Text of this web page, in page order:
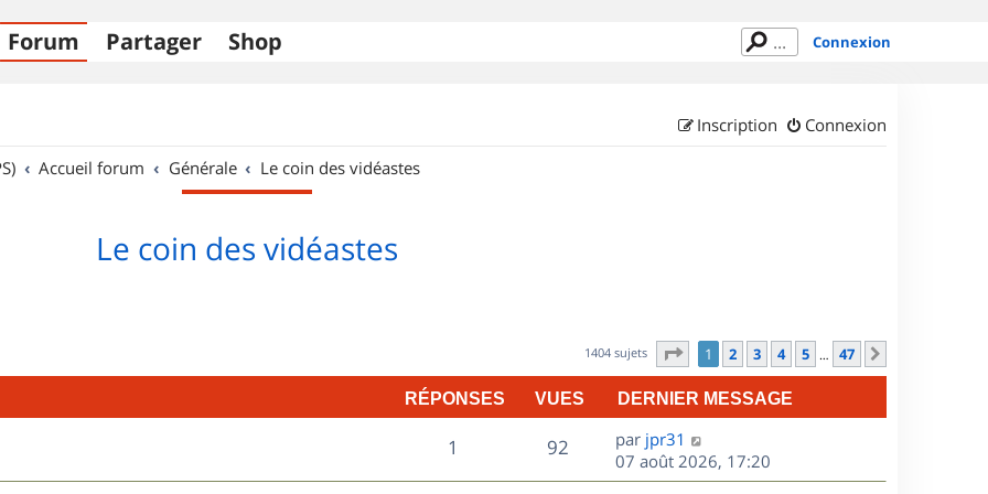
Forum Partager Shop Connexion
Connexion
Inscription
Accueil forum Générale Le coin des vidéastes
Le coin des vidéastes
1404 sujets Page sur47
1 2 3 4 5 … 47
RÉPONSES VUES DERNIER MESSAGE
1
é
92V
u
D
e
r
par jpr31
07 août 2026, 17:20